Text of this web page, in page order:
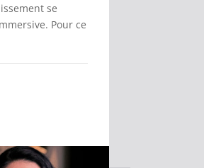
se
Pour ce